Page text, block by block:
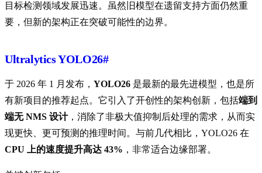
目标检测领域发展迅速。虽然旧模型在遗留支持方面仍然重
要，但新的架构正在突破可能性的边界。
Ultralytics YOLO26#
于 2026 年 1 月发布， YOLO26 是最新的最先进模型，也是所
有新项目的推荐起点。它引入了开创性的架构创新，包括端到
端无 NMS 设计，消除了非极大值抑制后处理的需求，从而实
现更快、更可预测的推理时间。与前几代相比，YOLO26 在
CPU 上的速度提升高达 43% ，非常适合边缘部署。